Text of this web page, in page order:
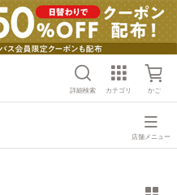
詳細検索 カテゴリ かご
店舗メニュー